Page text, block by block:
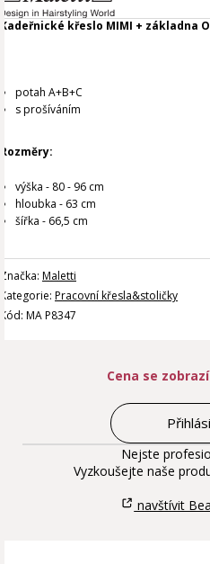
Kadeřnické křeslo MIMI + základna
potah A+B+C
s prošíváním
Rozměry:
výška - 80 - 96 cm
hloubka - 63 cm
šířka - 66,5 cm
Značka: Maletti
Kategorie: Pracovní křesla&stoličky
Kód: MA P8347
Cena se
Nejste
Vyzkoušejte naše
navštívit